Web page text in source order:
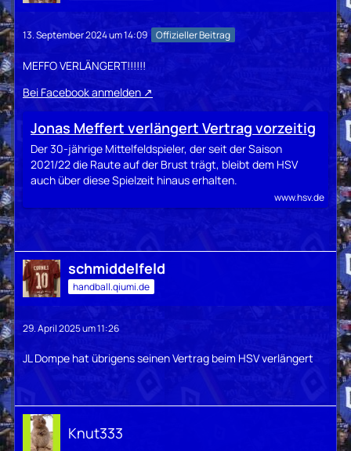
13. September 2024 um 14:09 Offizieller Beitrag
MEFFO VERLÄNGERT!!!!!!
Bei Facebook anmelden
Jonas Meffert verlängert Vertrag vorzeitig
Der 30-jährige Mittelfeldspieler, der seit der Saison
2021/22 die Raute auf der Brust trägt, bleibt dem HSV
auch über diese Spielzeit hinaus erhalten.
www.hsv.de
schmiddelfeld
handball.qiumi.de
29. April 2025 um 11:26
JL Dompe hat übrigens seinen Vertrag beim HSV verlängert
Knut333